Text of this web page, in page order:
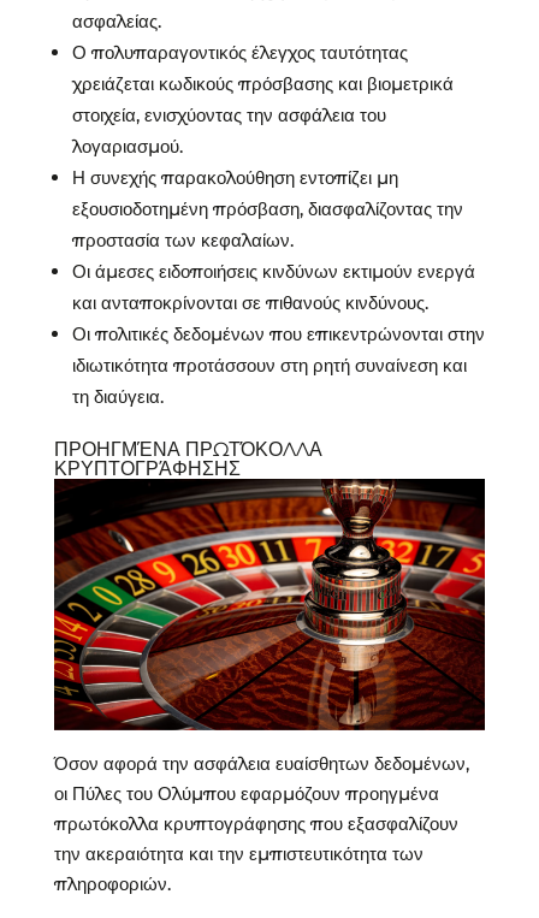
ασφαλείας.
Ο πολυπαραγοντικός έλεγχος ταυτότητας
χρειάζεται κωδικούς πρόσβασης και βιομετρικά
στοιχεία, ενισχύοντας την ασφάλεια του
λογαριασμού.
Η συνεχής παρακολούθηση εντοπίζει μη
εξουσιοδοτημένη πρόσβαση, διασφαλίζοντας την
προστασία των κεφαλαίων.
Οι άμεσες ειδοποιήσεις κινδύνων εκτιμούν ενεργά
και ανταποκρίνονται σε πιθανούς κινδύνους.
Οι πολιτικές δεδομένων που επικεντρώνονται στην
ιδιωτικότητα προτάσσουν στη ρητή συναίνεση και
τη διαύγεια.
ΠΡΟΗΓΜΈΝΑ ΠΡΩΤΌΚΟΛΛΑ
ΚΡΥΠΤΟΓΡΆΦΗΣΗΣ
Όσον αφορά την ασφάλεια ευαίσθητων δεδομένων,
οι Πύλες του Ολύμπου εφαρμόζουν προηγμένα
πρωτόκολλα κρυπτογράφησης που εξασφαλίζουν
την ακεραιότητα και την εμπιστευτικότητα των
πληροφοριών.